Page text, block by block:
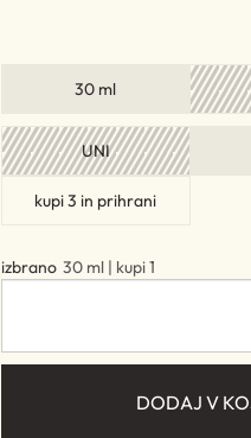
30 ml
UNI
kupi 3 in prihrani
izbrano 30 ml | kupi 1
DODAJ V